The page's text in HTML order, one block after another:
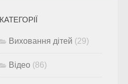
КАТЕГОРІЇ
Виховання дітей (29)
Відео (86)